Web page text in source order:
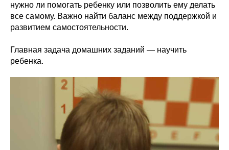
нужно ли помогать ребенку или позволить ему делать
все самому. Важно найти баланс между поддержкой и
развитием самостоятельности.
Главная задача домашних заданий — научить
ребенка.